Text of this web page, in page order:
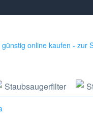
Staubsaugerfilter